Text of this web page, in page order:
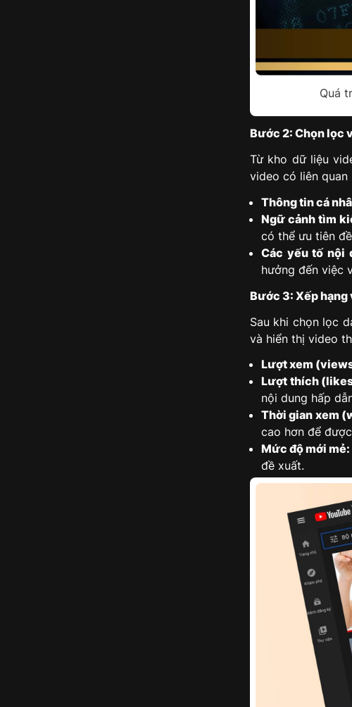
Quá
Bước 2: Chọn lọc
Từ kho dữ liệu
video có liên
Thông tin cá
Ngữ cảnh tìm
có thể ưu tiên
Các yếu tố nội
hưởng đến việc
Bước 3: Xếp hạng
Sau khi chọn lọc
và hiển thị video
Lượt xem
Lượt thích
nội dung hấp
Thời gian xem
cao hơn để
Mức độ mới mẻ:
đề xuất.